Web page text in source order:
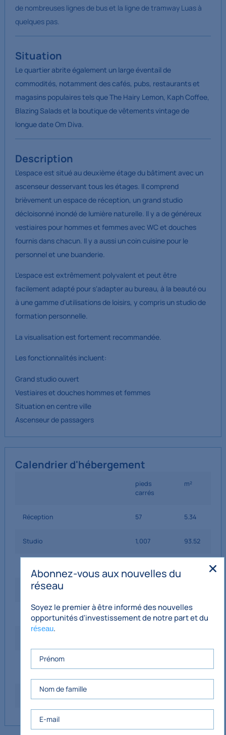
de nombreuses lignes de bus et la ligne de tramway Luas à
quelques pas.
Situation
Le quartier abrite également un large éventail de
commodités, notamment des cafés, pubs, restaurants et
magasins populaires tels que The Hairy Lemon, Kaph Coffee,
Blazing Salads et la boutique de vêtements vintage de
longue date Om Diva.
Description
L'espace est situé au deuxième étage du bâtiment avec un
ascenseur desservant tous les étages. Il comprend
brièvement un espace de réception, un grand studio
décloisonné inondé de lumière naturelle. Il y a de généreux
vestiaires pour hommes et femmes avec WC et douches
fournis dans chacun. Il y a aussi un coin cuisine pour le
personnel et une buanderie.
L'espace est extrêmement polyvalent et peut être
facilement adapté pour s'adapter au bureau, à la beauté ou
à une gamme d'utilisations de loisirs, y compris un studio de
formation personnelle.
La visualisation est fortement recommandée.
Les fonctionnalités incluent:
Grand studio ouvert
Vestiaires et douches hommes et femmes
Situation en centre ville
Ascenseur de passagers
Calendrier d'hébergement
pieds
carrés
m²
Réception 57 5.34
Studio 1,007 93.52
Vestiaire pour hommes
Cuisine du personnel 40 3.71
Superficie interne nette totale
(NIA)
Abonnez-vous aux nouvelles du
réseau
Soyez le premier à être informé des nouvelles
opportunités d'investissement de notre part et du
réseau.